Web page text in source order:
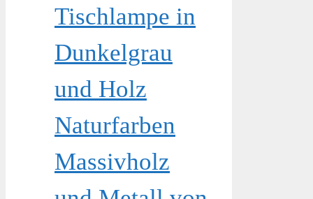
Tischlampe in
Dunkelgrau
und Holz
Naturfarben
Massivholz